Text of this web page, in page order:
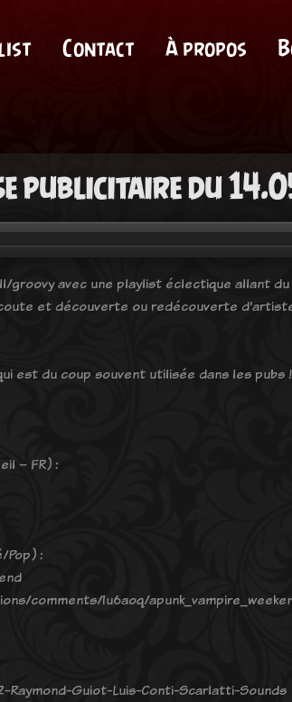
Contact À propos
publicitaire du
groovy avec une playlist éclectique allant
et découverte ou redécouverte
est du coup souvent utilisée dans les pubs !
– FR) :
Pop) :
comments/1u6aoq/
Guiot-Luis-Conti-Scarlatti-Sounds